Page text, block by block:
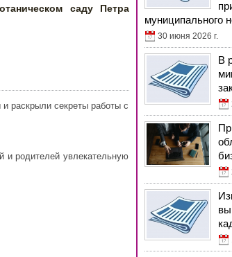
саду Петра
раскрыли секреты работы с
и родителей увлекательную
муниципального
30 июня 2026 г.
В